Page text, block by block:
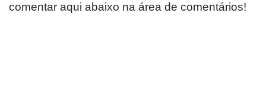
comentar aqui abaixo na área de comentários!